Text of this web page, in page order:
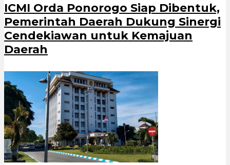
ICMI Orda Ponorogo Siap Dibentuk,
Pemerintah Daerah Dukung Sinergi
Cendekiawan untuk Kemajuan
Daerah